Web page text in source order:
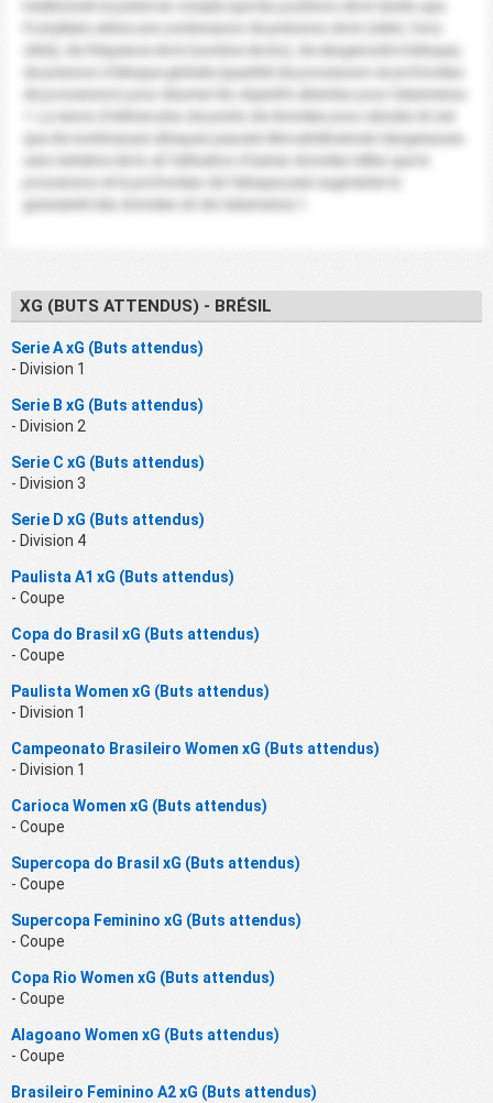
cible), de fréquence de tir (nombre de tirs), de dangerosité d'attaque,
que de nombreuses attaques peuvent être extrêmement dangereuses
possession et la profondeur de l'attaque peut augmenter la
XG (BUTS ATTENDUS) - BRÉSIL
Serie A xG (Buts attendus)
- Division 1
Serie B xG (Buts attendus)
- Division 2
Serie C xG (Buts attendus)
- Division 3
Serie D xG (Buts attendus)
- Division 4
Paulista A1 xG (Buts attendus)
- Coupe
Copa do Brasil xG (Buts attendus)
- Coupe
Paulista Women xG (Buts attendus)
- Division 1
Campeonato Brasileiro Women xG (Buts attendus)
- Division 1
Carioca Women xG (Buts attendus)
- Coupe
Supercopa do Brasil xG (Buts attendus)
- Coupe
Supercopa Feminino xG (Buts attendus)
- Coupe
Copa Rio Women xG (Buts attendus)
- Coupe
Alagoano Women xG (Buts attendus)
- Coupe
Brasileiro Feminino A2 xG (Buts attendus)